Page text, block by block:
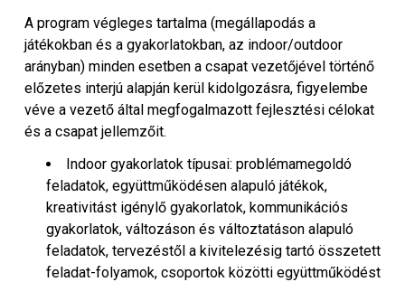
A program végleges tartalma (megállapodás a
játékokban és a gyakorlatokban, az indoor/outdoor
arányban) minden esetben a csapat vezetőjével történő
előzetes interjú alapján kerül kidolgozásra, figyelembe
véve a vezető által megfogalmazott fejlesztési célokat
és a csapat jellemzőit.
Indoor gyakorlatok típusai: problémamegoldó
feladatok, együttműködésen alapuló játékok,
kreativitást igénylő gyakorlatok, kommunikációs
gyakorlatok, változáson és változtatáson alapuló
feladatok, tervezéstől a kivitelezésig tartó összetett
feladat-folyamok, csoportok közötti együttműködést